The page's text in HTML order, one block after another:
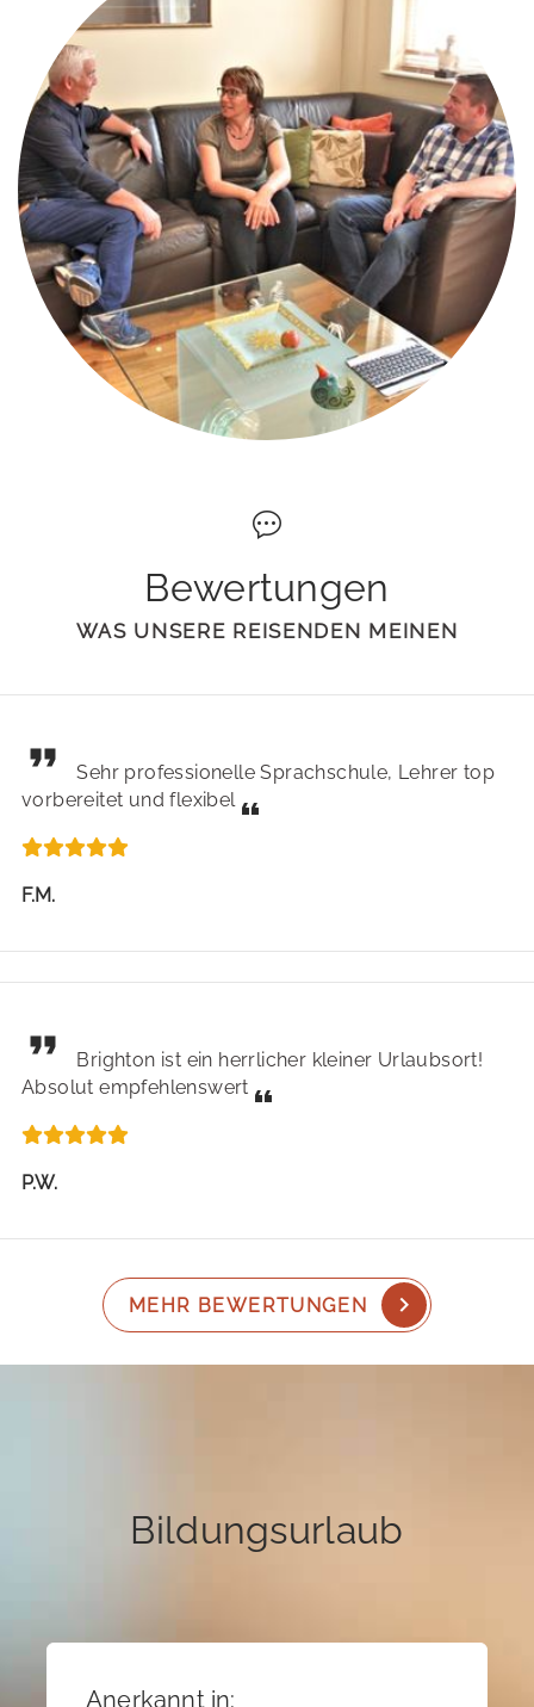
Bewertungen
WAS UNSERE REISENDEN MEINEN
Sehr professionelle Sprachschule, Lehrer top
vorbereitet und flexibel
F.M.
Brighton ist ein herrlicher kleiner Urlaubsort!
Absolut empfehlenswert
P.W.
MEHR BEWERTUNGEN
Bildungsurlaub
Anerkannt in: